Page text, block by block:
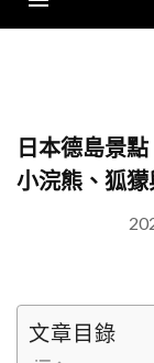
日本德島景
小浣熊、狐
文章目錄